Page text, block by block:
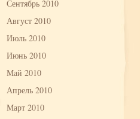
Сентябрь 2010
Август 2010
Июль 2010
Июнь 2010
Май 2010
Апрель 2010
Март 2010